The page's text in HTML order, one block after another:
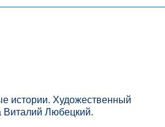
истории. Художественный
Любецкий.